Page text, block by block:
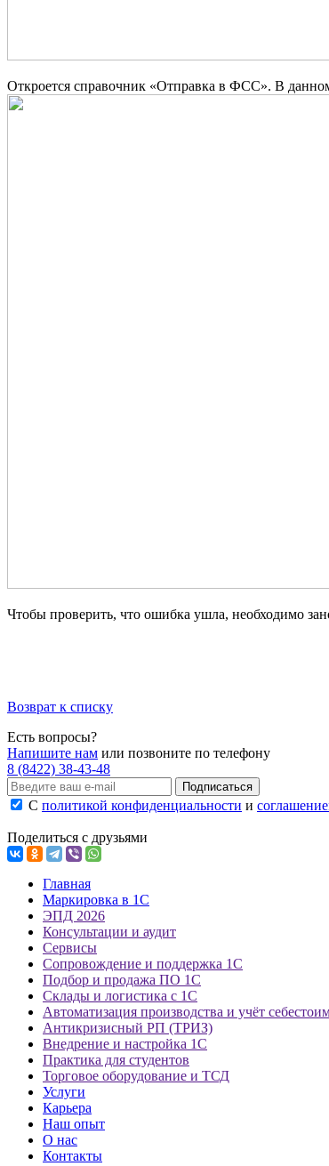
Откроется справочник «Отправка в ФСС». В
Чтобы проверить, что ошибка ушла, необходимо
Возврат к списку
Есть вопросы?
Напишите нам или позвоните по телефону
8 (8422) 38-43-48
Подписаться
С политикой конфиденциальности и
Поделиться с друзьями
Главная
Маркировка в 1С
ЭПД 2026
Консультации и аудит
Сервисы
Сопровождение и поддержка 1С
Подбор и продажа ПО 1С
Склады и логистика с 1С
Автоматизация производства и учёт
Антикризисный РП (ТРИЗ)
Внедрение и настройка 1С
Практика для студентов
Торговое оборудование и ТСД
Услуги
Карьера
Наш опыт
О нас
Контакты